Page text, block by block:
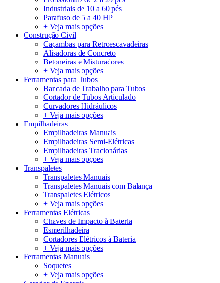
Industriais de 10 a 60 pés
Parafuso de 5 a 40 HP
+ Veja mais opções
Construção Civil
Caçambas para Retroescavadeiras
Alisadoras de Concreto
Betoneiras e Misturadores
+ Veja mais opções
Ferramentas para Tubos
Bancada de Trabalho para Tubos
Cortador de Tubos Articulado
Curvadores Hidráulicos
+ Veja mais opções
Empilhadeiras
Empilhadeiras Manuais
Empilhadeiras Semi-Elétricas
Empilhadeiras Tracionárias
+ Veja mais opções
Transpaletes
Transpaletes Manuais
Transpaletes Manuais com Balança
Transpaletes Elétricos
+ Veja mais opções
Ferramentas Elétricas
Chaves de Impacto à Bateria
Esmerilhadeira
Cortadores Elétricos à Bateria
+ Veja mais opções
Ferramentas Manuais
Soquetes
+ Veja mais opções